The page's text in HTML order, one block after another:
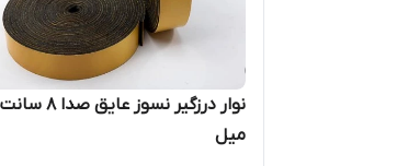
میل